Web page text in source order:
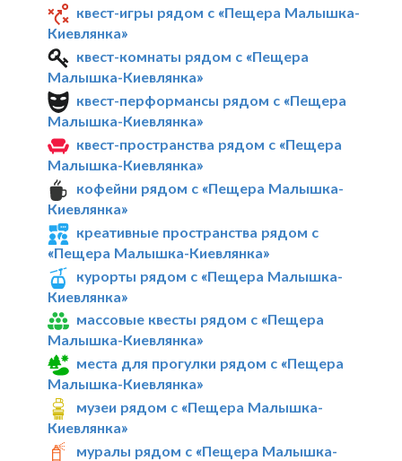
квест-игры рядом с «Пещера Малышка-
Киевлянка»
квест-комнаты рядом с «Пещера
Малышка-Киевлянка»
квест-перформансы рядом с «Пещера
Малышка-Киевлянка»
квест-пространства рядом с «Пещера
Малышка-Киевлянка»
кофейни рядом с «Пещера Малышка-
Киевлянка»
креативные пространства рядом с
«Пещера Малышка-Киевлянка»
курорты рядом с «Пещера Малышка-
Киевлянка»
массовые квесты рядом с «Пещера
Малышка-Киевлянка»
места для прогулки рядом с «Пещера
Малышка-Киевлянка»
музеи рядом с «Пещера Малышка-
Киевлянка»
муралы рядом с «Пещера Малышка-